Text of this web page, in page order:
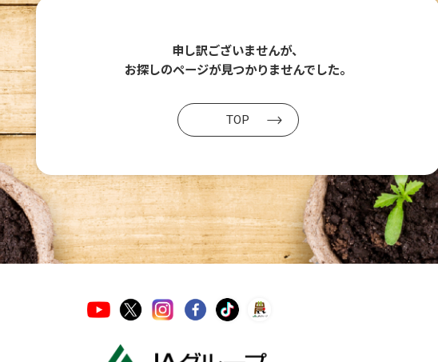
申し訳ございませんが、
お探しのページが見つかりませんでした。
TOP